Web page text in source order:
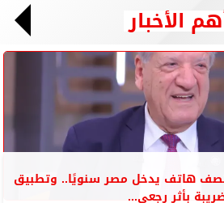
الأخبار
هاتف يدخل مصر سنويًا.. وتطبيق
بأثر رجعي...